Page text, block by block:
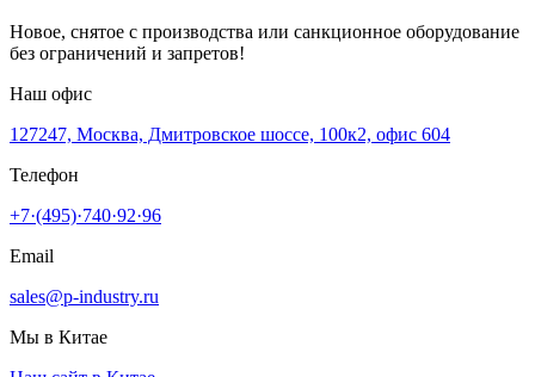
Новое, снятое с производства или санкционное оборудование
без ограничений и запретов!
Наш офис
127247, Москва, Дмитровское шоссе, 100к2, офис 604
Телефон
+7·(495)·740·92·96
Email
sales@p-industry.ru
Мы в Китае